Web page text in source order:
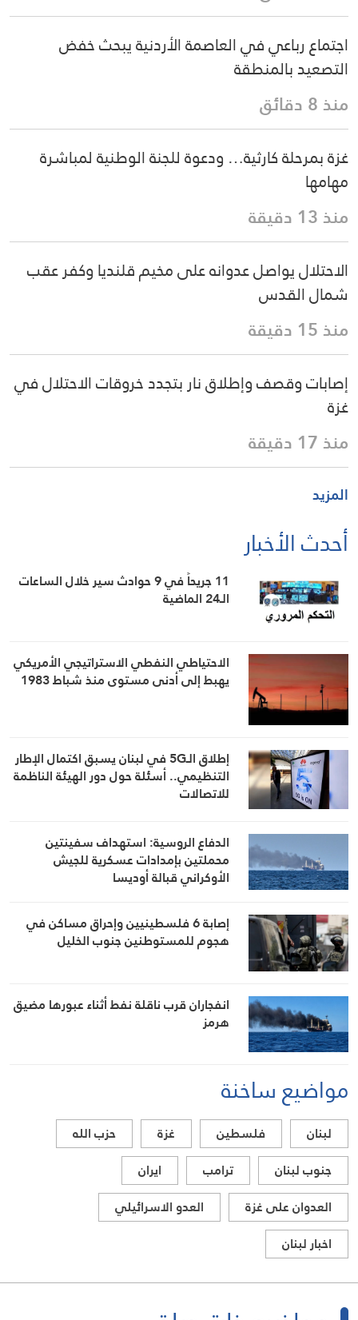
اجتماع رباعي في العاصمة الأردنية يبحث خفض
التصعيد بالمنطقة
منذ 8 دقائق
غزة بمرحلة كارثية… ودعوة للجنة الوطنية لمباشرة
مهامها
منذ 13 دقيقة
الاحتلال يواصل عدوانه على مخيم قلنديا وكفر عقب
شمال القدس
منذ 15 دقيقة
إصابات وقصف وإطلاق نار بتجدد خروقات الاحتلال في
غزة
منذ 17 دقيقة
المزيد
أحدث الأخبار
11 جريحاً في 9 حوادث سير خلال الساعات
الـ24 الماضية
الاحتياطي النفطي الاستراتيجي الأمريكي
يهبط إلى أدنى مستوى منذ شباط 1983
إطلاق الـ5G في لبنان يسبق اكتمال الإطار
التنظيمي.. أسئلة حول دور الهيئة الناظمة
للاتصالات
الدفاع الروسية: استهداف سفينتين
محملتين بإمدادات عسكرية للجيش
الأوكراني قبالة أوديسا
إصابة 6 فلسطينيين وإحراق مساكن في
هجوم للمستوطنين جنوب الخليل
انفجاران قرب ناقلة نفط أثناء عبورها مضيق
هرمز
مواضيع ساخنة
لبنان فلسطين غزة
حزب الله
جنوب لبنان
ترامب
ايران
العدوان على غزة
العدو الاسرائيلي
اخبار لبنان